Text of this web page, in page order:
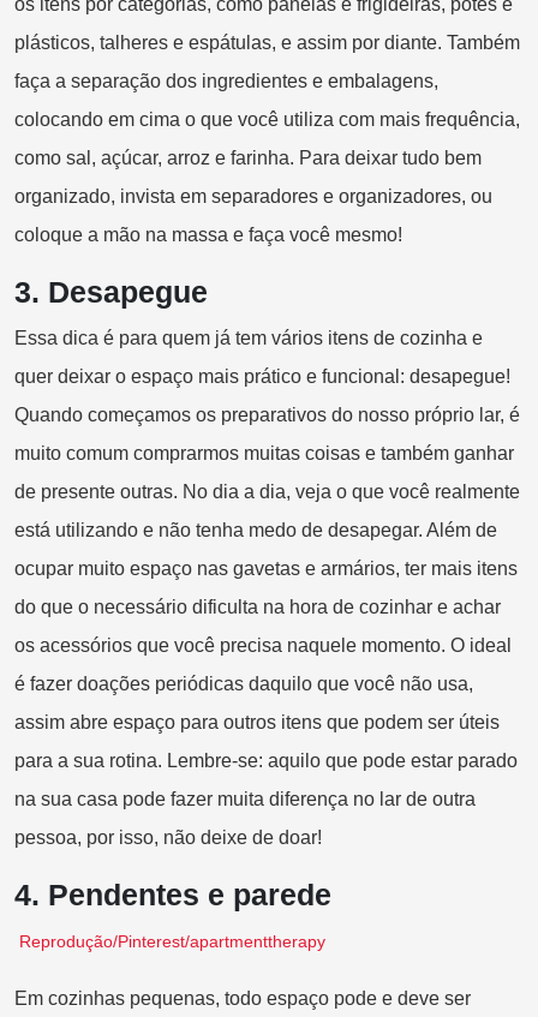
plásticos, talheres e espátulas, e assim por diante. Também
faça a separação dos ingredientes e embalagens,
colocando em cima o que você utiliza com mais frequência,
como sal, açúcar, arroz e farinha. Para deixar tudo bem
organizado, invista em separadores e organizadores, ou
coloque a mão na massa e faça você mesmo!
3. Desapegue
Essa dica é para quem já tem vários itens de cozinha e
quer deixar o espaço mais prático e funcional: desapegue!
Quando começamos os preparativos do nosso próprio lar, é
muito comum comprarmos muitas coisas e também ganhar
de presente outras. No dia a dia, veja o que você realmente
está utilizando e não tenha medo de desapegar. Além de
ocupar muito espaço nas gavetas e armários, ter mais itens
do que o necessário dificulta na hora de cozinhar e achar
os acessórios que você precisa naquele momento. O ideal
é fazer doações periódicas daquilo que você não usa,
assim abre espaço para outros itens que podem ser úteis
para a sua rotina. Lembre-se: aquilo que pode estar parado
na sua casa pode fazer muita diferença no lar de outra
pessoa, por isso, não deixe de doar!
4. Pendentes e parede
Reprodução/Pinterest/apartmenttherapy
Em cozinhas pequenas, todo espaço pode e deve ser